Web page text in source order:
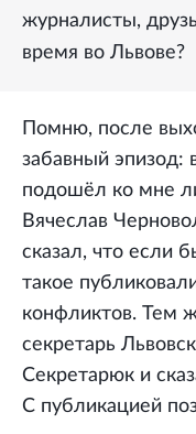
журналисты,
время во Львове?
Помню, после
забавный эпизод:
подошёл ко мне
Вячеслав
сказал, что если
такое
конфликтов. Тем
секретарь
Секретарюк и
С публикацией